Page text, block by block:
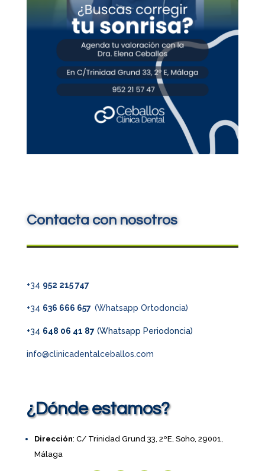
Contacta con nosotros
+34 952 215 747
+34 636 666 657 (Whatsapp Ortodoncia)
+34 648 06 41 87(Whatsapp Periodoncia)
info@clinicadentalceballos.com
¿Dónde estamos?
Dirección: C/ Trinidad Grund 33, 2ºE, Soho, 29001,
Málaga